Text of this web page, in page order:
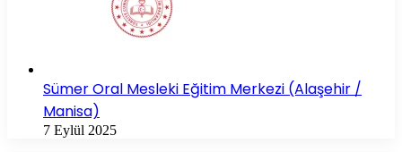
Sümer Oral Mesleki Eğitim Merkezi (Alaşehir /
Manisa)
7 Eylül 2025